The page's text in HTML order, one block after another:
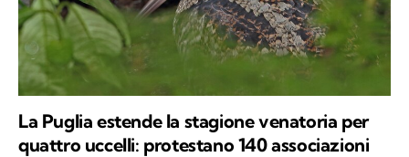
La Puglia estende la stagione venatoria per
quattro uccelli: protestano 140 associazioni